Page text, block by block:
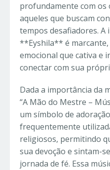
profundamente com os
aqueles que buscam
tempos desafiadores. A
**Eyshila** é
emocional que cativa e
conectar com sua
Dada a importância da
“A Mão do Mestre –
um símbolo de
frequentemente
religiosos, permitindo
sua devoção e sintam-
jornada de fé. Essa